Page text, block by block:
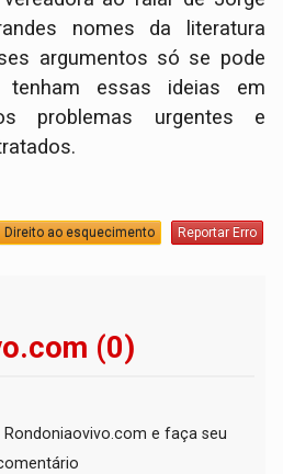
nomes da literatura
argumentos só se pode
tenham essas ideias em
problemas urgentes e
Direito ao esquecimento Reportar Erro
(0)
e faça seu